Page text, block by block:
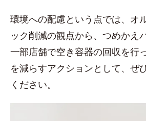
環境への配慮という点では、オ
ック削減の観点から、つめかえ
一部店舗で空き容器の回収を行
を減らすアクションとして、ぜ
ください。